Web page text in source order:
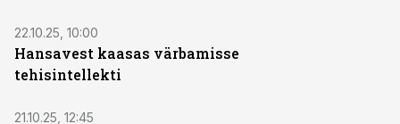
22.10.25, 10:00
Hansavest kaasas värbamisse
tehisintellekti
21.10.25, 12:45